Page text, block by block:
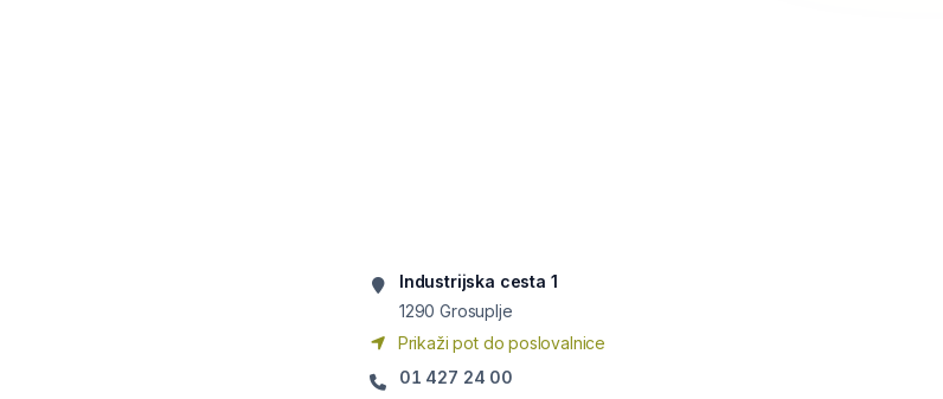
Industrijska cesta 1
1290 Grosuplje
Prikaži pot do poslovalnice
01 427 24 00